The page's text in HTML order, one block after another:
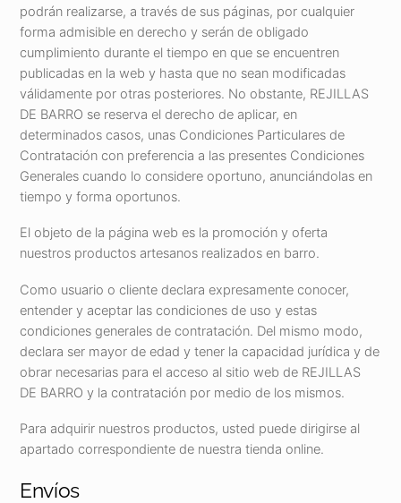
podrán realizarse, a través de sus páginas, por cualquier
forma admisible en derecho y serán de obligado
cumplimiento durante el tiempo en que se encuentren
publicadas en la web y hasta que no sean modificadas
válidamente por otras posteriores. No obstante, REJILLAS
DE BARRO se reserva el derecho de aplicar, en
determinados casos, unas Condiciones Particulares de
Contratación con preferencia a las presentes Condiciones
Generales cuando lo considere oportuno, anunciándolas en
tiempo y forma oportunos.
El objeto de la página web es la promoción y oferta
nuestros productos artesanos realizados en barro.
Como usuario o cliente declara expresamente conocer,
entender y aceptar las condiciones de uso y estas
condiciones generales de contratación. Del mismo modo,
declara ser mayor de edad y tener la capacidad jurídica y de
obrar necesarias para el acceso al sitio web de REJILLAS
DE BARRO y la contratación por medio de los mismos.
Para adquirir nuestros productos, usted puede dirigirse al
apartado correspondiente de nuestra tienda online.
Envíos